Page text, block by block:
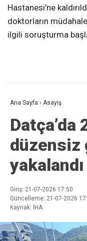
Hastanesi’ne
doktorların
ilgili soruşturma
Ana Sayfa › Asayiş
Datça’da
düzensiz
yakalandı
Giriş: 21-07-2026 17:50
Güncelleme: 21-07-2026
Kaynak: İHA